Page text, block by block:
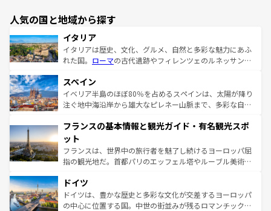
人気の国と地域から探す
イタリア
イタリアは歴史、文化、グルメ、自然と多彩な魅力にあふ
れた国。 ローマの古代遺跡やフィレンツェのルネッサンス
ろん、トスカーナの美しい田園風景やアマルフィ海岸の絶
景など、自然景観も見逃せない。観光の合間には、本場の
ピザやパスタなど、絶品のイタリア料理を堪能することも
ませてくれるイタリアで、忘れられない旅をしてみよう！
なお、新着のイタリア情報は
しい。
スペイン
イベリア半島のほぼ80％を占めるスペインは、太陽が降り
注ぐ地中海沿岸から雄大なピレネー山脈まで、多彩な自然
文化が根付くこの国では、情熱的なフラメンコ、熱気あふ
れる闘牛、そして美味しいタパスが生活の一部となってい
る。首都マドリードの洗練された雰囲気や、バルセロナの
アートに溢れた街角から、地方では古代ローマ遺跡や中世
せる。地方によって風土や気候が異なるスペインはその個
性で訪れる人を魅了する。 なお、新着のスペイン情報は コ
ンテンツ一覧を参照してほしい。
フランスの基本情報と観光ガイド・有名観光スポ
ット
フランスは、世界中の旅行者を魅了し続けるヨーロッパ屈
指の観光地だ。首都パリのエッフェル塔やルーブル美術館
で、幅広い魅力が詰まっている。華麗な宮殿、歴史的な大
聖堂、美しいビーチ、そして豊かな自然が、訪れる者を心
から魅了する。また、フランスは美食の国としても知ら
ドイツ
ドイツは、豊かな歴史と多彩な文化が交差するヨーロッパ
の中心に位置する国。中世の街並みが残るロマンチック街